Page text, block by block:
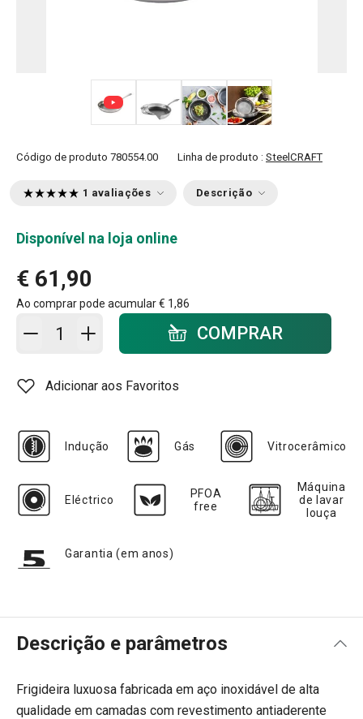
Código de produto 780554.00 Linha de produto : SteelCRAFT
1 avaliações Descrição
Disponível na loja online
€ 61,90
Ao comprar pode acumular€ 1,86
Adicionar ao carrinho - quantidadeCOMPRAR
Adicionar aos Favoritos
Indução Gás Vitrocerâmico
Eléctrico
PFOA
free
Máquina
de lavar
louça
Garantia (em anos)
Descrição e parâmetros
Frigideira luxuosa fabricada em aço inoxidável de alta
qualidade em camadas com revestimento antiaderente